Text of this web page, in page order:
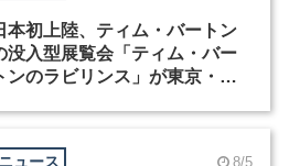
本初上陸、ティム・バートン
没入型展覧会「ティム・バー
ンのラビリンス」が東京・豊
ニュース 8/5